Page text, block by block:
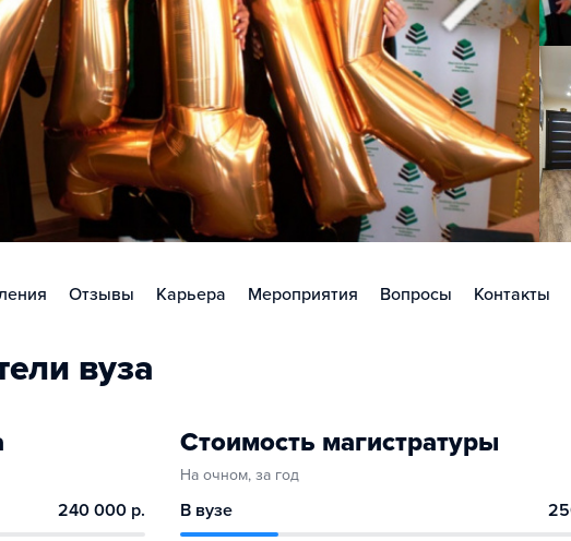
Отзывы Карьера Мероприятия Вопросы Контакты
вуза
240 000 р.
Стоимость магистратуры
На очном, за год
В вузе